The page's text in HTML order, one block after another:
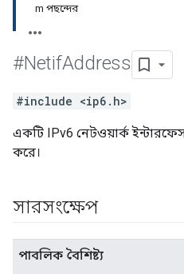
m পছন্দের
#NetifAddress
#include <ip6.h>
একটি IPv6 নেটওয়ার্ক ইন্টারফেস
করে।
সারসংক্ষেপ
পাবলিক বৈশিষ্ট্য